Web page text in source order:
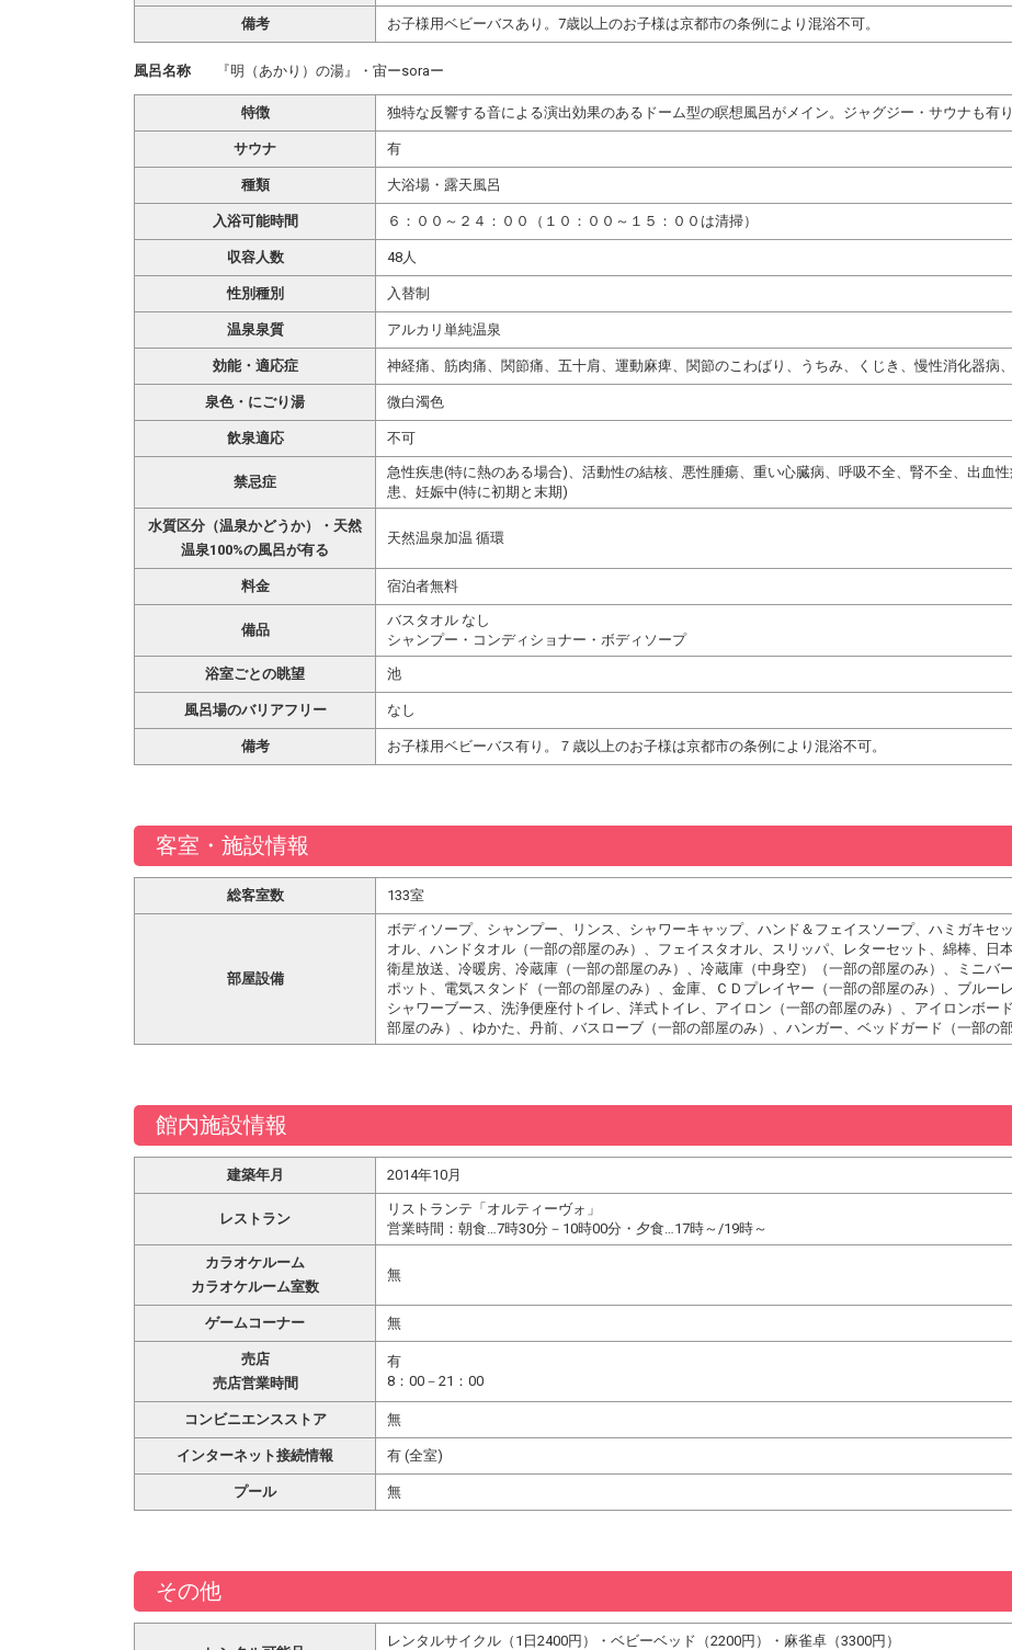
備考 お子様用ベビーバスあり。7歳以上のお子様は京都市の条例により混浴不可。
風呂名称 『明（あかり）の湯』・宙ーsoraー
特徴 独特な反響する音による演出効果のあるドーム型の瞑想風呂がメイン。ジャグジー・サウナも有り
サウナ 有
種類 大浴場・露天風呂
入浴可能時間 ６：００～２４：００（１０：００～１５：００は清掃）
収容人数 48人
性別種別 入替制
温泉泉質 アルカリ単純温泉
効能・適応症 神経痛、筋肉痛、関節痛、五十肩、運動麻痺、関節のこわばり、うちみ、くじき、慢性消化器病
泉色・にごり湯 微白濁色
飲泉適応 不可
禁忌症
急性疾患(特に熱のある場合)、活動性の結核、悪性腫瘍、重い心臓病、呼吸不全、腎不全、出血
患、妊娠中(特に初期と末期)
水質区分（温泉かどうか）・天然
温泉100%の風呂が有る
天然温泉加温 循環
料金 宿泊者無料
備品
バスタオル なし
シャンプー・コンディショナー・ボディソープ
浴室ごとの眺望 池
風呂場のバリアフリー なし
備考 お子様用ベビーバス有り。７歳以上のお子様は京都市の条例により混浴不可。
客室・施設情報
総客室数 133室
部屋設備
ボディソープ、シャンプー、リンス、シャワーキャップ、ハンド＆フェイスソープ、ハミガキセ
オル、ハンドタオル（一部の部屋のみ）、フェイスタオル、スリッパ、レターセット、綿棒、日
衛星放送、冷暖房、冷蔵庫（一部の部屋のみ）、冷蔵庫（中身空）（一部の部屋のみ）、ミニバ
ポット、電気スタンド（一部の部屋のみ）、金庫、ＣＤプレイヤー（一部の部屋のみ）、ブルー
シャワーブース、洗浄便座付トイレ、洋式トイレ、アイロン（一部の部屋のみ）、アイロンボー
部屋のみ）、ゆかた、丹前、バスローブ（一部の部屋のみ）、ハンガー、ベッドガード（一部の
館内施設情報
建築年月 2014年10月
レストラン
リストランテ「オルティーヴォ」
営業時間：朝食…7時30分－10時00分・夕食…17時～/19時～
カラオケルーム
カラオケルーム室数
無
ゲームコーナー 無
売店
売店営業時間
有
8：00－21：00
コンビニエンスストア 無
インターネット接続情報 有 (全室)
プール 無
その他
レンタルサイクル（1日2400円）・ベビーベッド（2200円）・麻雀卓（3300円）